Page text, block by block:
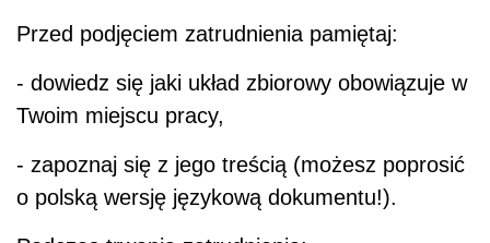
Przed podjęciem zatrudnienia pamiętaj:
- dowiedz się jaki układ zbiorowy obowiązuje w
Twoim miejscu pracy,
- zapoznaj się z jego treścią (możesz poprosić
o polską wersję językową dokumentu!).